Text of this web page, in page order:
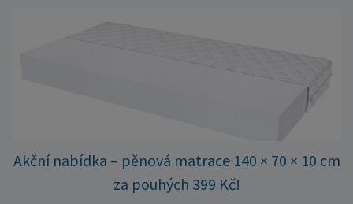
množství kusů, proto můžeme objednávky rychle expedovat.
Vyberte si vhodný rozměr a dopřejte své matraci kvalitní
podklad za výhodnou cenu.
Akční nabídka – pěnová matrace 140 × 70 × 10 cm
za pouhých 399 Kč!